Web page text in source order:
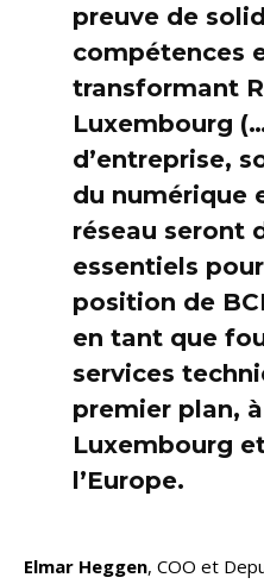
preuve de
compétences
transformant
Luxembourg
d’entreprise,
du numérique
réseau seront
essentiels
position de
en tant que
services
premier plan,
Luxembourg
l’Europe.
Elmar Heggen, COO et